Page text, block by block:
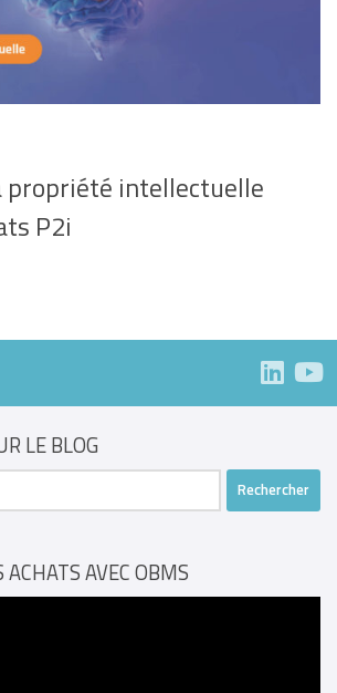
propriété intellectuelle
P2i
LE BLOG
ACHATS AVEC OBMS